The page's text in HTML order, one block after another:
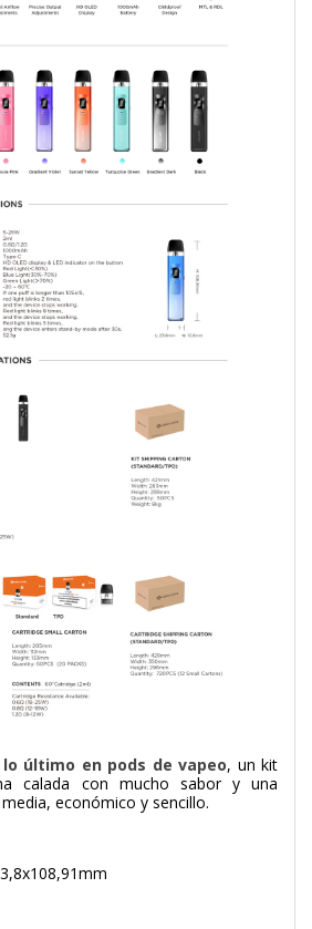
lo último en pods de vapeo, un kit
calada con mucho sabor y una
económico y sencillo.